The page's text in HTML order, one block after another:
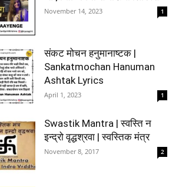
November 14, 2023 1
संकट मोचन हनुमानाष्टक |
Sankatmochan Hanuman
Ashtak Lyrics
April 1, 2023 1
Swastik Mantra | स्वस्ति न
इन्द्रो वृद्धश्रवा | स्वस्तिक मंत्र
November 8, 2017 2